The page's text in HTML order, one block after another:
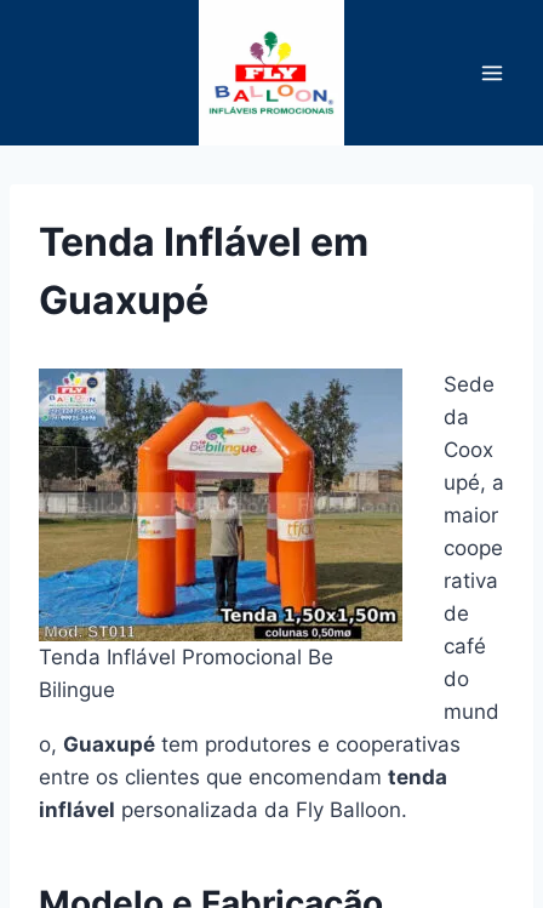
Tenda Inflável em
Guaxupé
Tenda Inflável Promocional Be
Bilingue
Sede
da
Coox
upé, a
maior
coope
rativa
de
café
do
mund
o, Guaxupé tem produtores e cooperativas
entre os clientes que encomendam tenda
inflável personalizada da Fly Balloon.